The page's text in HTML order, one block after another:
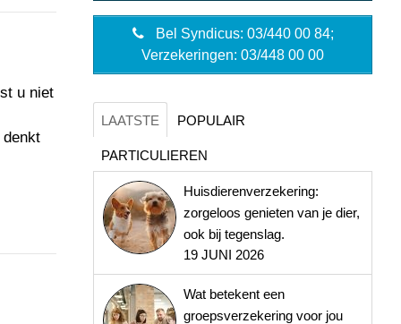
u niet
denkt
Bel Syndicus: 03/440 00 84;
Verzekeringen: 03/448 00 00
LAATSTE POPULAIR
PARTICULIEREN
Huisdierenverzekering:
zorgeloos genieten van je dier,
ook bij tegenslag.
19 JUNI 2026
Wat betekent een
groepsverzekering voor jou